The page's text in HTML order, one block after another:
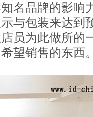
名品牌的影响
与包装来达到
员为此做所的
望销售的东西